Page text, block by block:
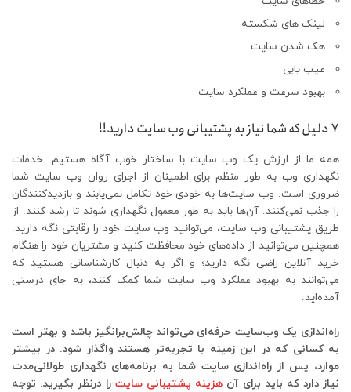
لینک های شکسته
هک شدن سایت
عیب یابی
بهبود سرعت و عملکرد سایت
7 دلیل که شما نیاز به پشتیبانی وب سایت دارید!!
همه ما از ارزش یک وب سایت با ساختار خوب آگاه هستیم. خدمات
نگهداری وب به طور منظم برای اطمینان از اجرای روان وب سایت شما
ضروری است. وب سایت‌ها به خودی خود تکامل نمی‌یابند و بازدیدکنندگان
را جذب نمی‌کنند. آن‌ها باید به طور معمول نگهداری شوند تا رشد کنند. از
طریق پشتیبانی وب سایت، می‌توانید وب سایت خود را رقابتی نگه دارید.
همچنین می‌توانید از داده‌های خود محافظت کنید و مشتریان خود را هنگام
خرید آنلاین راضی نگه دارید؛ و اگر به دنبال کارشناسانی هستید که
می‌توانند به بهبود عملکرد وب سایت شما کمک کنند، به جای درستی
آمده‌اید.
راه‌اندازی یک وب‌سایت حرفه‌ای می‌تواند چالش‌برانگیز باشد و بهتر است
به کسانی که در این زمینه با تجربه‌تر هستند واگذار شود. در بیشتر
موارد، پس از راه‌اندازی سایت شما به برنامه‌های نگهداری طولانی‌مدت
نیاز دارد که باید برای آن هزینه پشتیبانی سایت را درنظر بگیرید. توجه